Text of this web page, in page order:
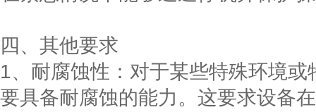
四、其他要求
1、耐腐蚀性：对于某些特殊环境
要具备耐腐蚀的能力。这要求设备